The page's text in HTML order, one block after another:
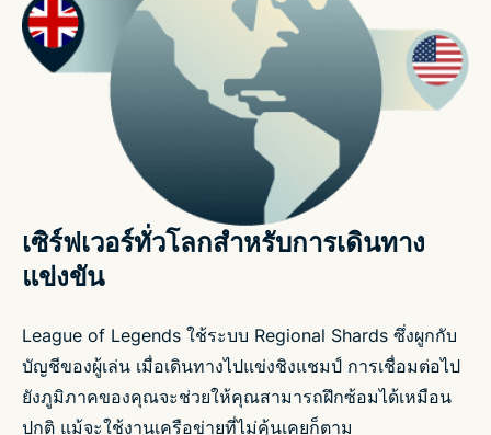
เซิร์ฟเวอร์ทั่วโลกสำหรับการเดินทาง
แข่งขัน
League of Legends ใช้ระบบ Regional Shards ซึ่งผูกกับ
บัญชีของผู้เล่น เมื่อเดินทางไปแข่งชิงแชมป์ การเชื่อมต่อไป
ยังภูมิภาคของคุณจะช่วยให้คุณสามารถฝึกซ้อมได้เหมือน
ปกติ แม้จะใช้งานเครือข่ายที่ไม่คุ้นเคยก็ตาม